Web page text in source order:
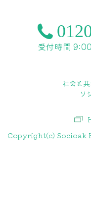
受付時間
社会と
ソ
Copyright(c) Socioak